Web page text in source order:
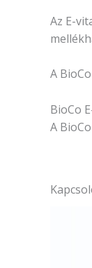
Az E-
A
BioCo
A